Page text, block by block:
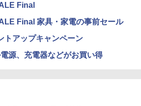
Final
Final 家具・家電の事前セール
トアップキャンペーン
源、充電器などがお買い得